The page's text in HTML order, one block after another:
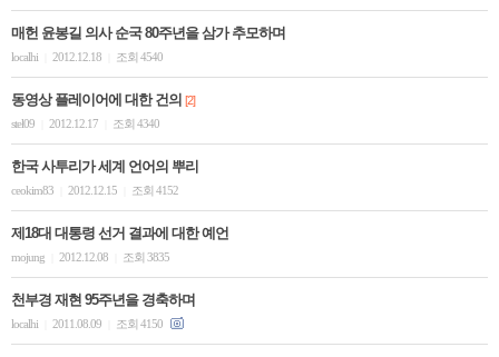
매헌 윤봉길 의사 순국 80주년을 삼가 추모하며
localhi 2012.12.18 조회 4540
동영상 플레이어에 대한 건의 [2]
stel09
2012.12.17 조회 4340
한국 사투리가 세계 언어의 뿌리
ceokim83 2012.12.15 조회 4152
제18대 대통령 선거 결과에 대한 예언
mojung 2012.12.08 조회 3835
천부경 재현 95주년을 경축하며
localhi 2011.08.09 조회 4150